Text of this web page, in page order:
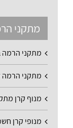
מתקני
מתקני הרמה
מתקני הרמה
מנוף קרן
מנופי קרן